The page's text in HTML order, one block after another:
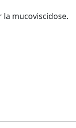
mucoviscidose.